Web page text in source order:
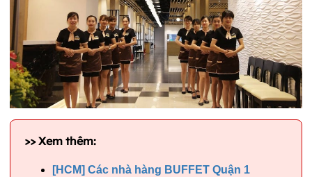
>> Xem thêm:
[HCM] Các nhà hàng BUFFET Quận 1